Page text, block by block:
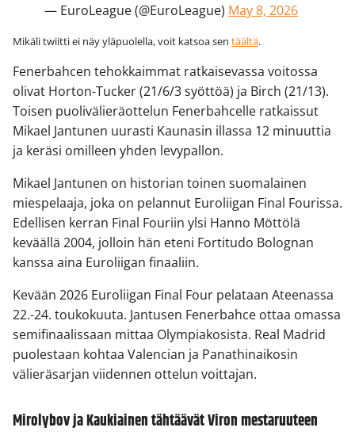
— EuroLeague (@EuroLeague) May 8, 2026
Mikäli twiitti ei näy yläpuolella, voit katsoa sen täältä.
Fenerbahcen tehokkaimmat ratkaisevassa voitossa
olivat Horton-Tucker (21/6/3 syöttöä) ja Birch (21/13).
Toisen puolivälieräottelun Fenerbahcelle ratkaissut
Mikael Jantunen uurasti Kaunasin illassa 12 minuuttia
ja keräsi omilleen yhden levypallon.
Mikael Jantunen on historian toinen suomalainen
miespelaaja, joka on pelannut Euroliigan Final Fourissa.
Edellisen kerran Final Fouriin ylsi Hanno Möttölä
keväällä 2004, jolloin hän eteni Fortitudo Bolognan
kanssa aina Euroliigan finaaliin.
Kevään 2026 Euroliigan Final Four pelataan Ateenassa
22.-24. toukokuuta. Jantusen Fenerbahce ottaa omassa
semifinaalissaan mittaa Olympiakosista. Real Madrid
puolestaan kohtaa Valencian ja Panathinaikosin
välieräsarjan viidennen ottelun voittajan.
Mirolybov ja Kaukiainen tähtäävät Viron mestaruuteen